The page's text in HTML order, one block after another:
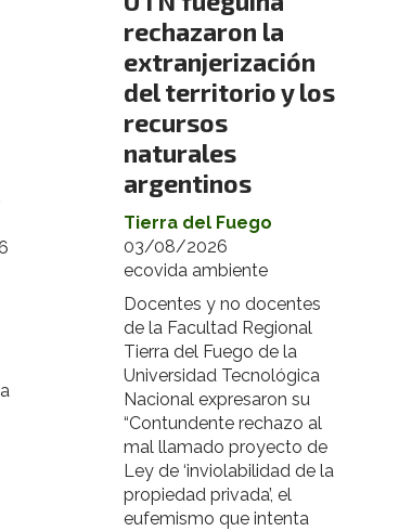
rechazaron la
extranjerización
del territorio y los
recursos
naturales
argentinos
ecovida ambiente
Tierra del Fuego
03/08/2026
Docentes y no docentes
de la Facultad Regional
Tierra del Fuego de la
Universidad Tecnológica
Nacional expresaron su
“Contundente rechazo al
mal llamado proyecto de
Ley de ‘inviolabilidad de la
propiedad privada’, el
eufemismo que intenta